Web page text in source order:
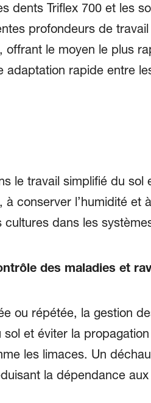
dents Triflex 700 et les
profondeurs de
le moyen le plus
rapide entre
le travail simplifié du sol
conserver l’humidité et
cultures dans les
des maladies et
ou répétée, la gestion
et éviter la
les limaces. Un
la dépendance